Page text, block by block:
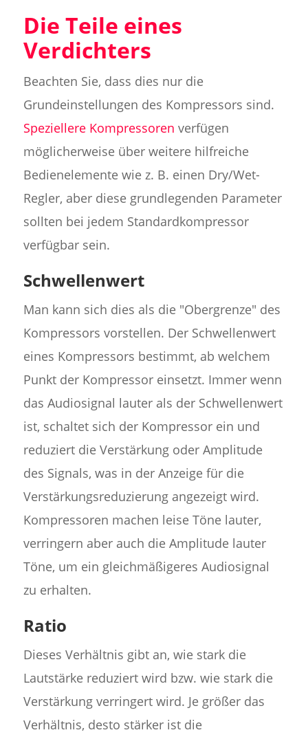
Die Teile eines
Verdichters
Beachten Sie, dass dies nur die
Grundeinstellungen des Kompressors sind.
Speziellere Kompressoren verfügen
möglicherweise über weitere hilfreiche
Bedienelemente wie z. B. einen Dry/Wet-
Regler, aber diese grundlegenden Parameter
sollten bei jedem Standardkompressor
verfügbar sein.
Schwellenwert
Man kann sich dies als die "Obergrenze" des
Kompressors vorstellen. Der Schwellenwert
eines Kompressors bestimmt, ab welchem
Punkt der Kompressor einsetzt. Immer wenn
das Audiosignal lauter als der Schwellenwert
ist, schaltet sich der Kompressor ein und
reduziert die Verstärkung oder Amplitude
des Signals, was in der Anzeige für die
Verstärkungsreduzierung angezeigt wird.
Kompressoren machen leise Töne lauter,
verringern aber auch die Amplitude lauter
Töne, um ein gleichmäßigeres Audiosignal
zu erhalten.
Ratio
Dieses Verhältnis gibt an, wie stark die
Lautstärke reduziert wird bzw. wie stark die
Verstärkung verringert wird. Je größer das
Verhältnis, desto stärker ist die